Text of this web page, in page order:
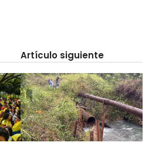
Artículo siguiente